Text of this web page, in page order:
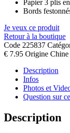
Papier 3 plis
Bords
Je veux ce produit
Retour à la boutique
Code 225837
€ 7.95 Origine Chine
Description
Infos
Photos et
Question sur
Description